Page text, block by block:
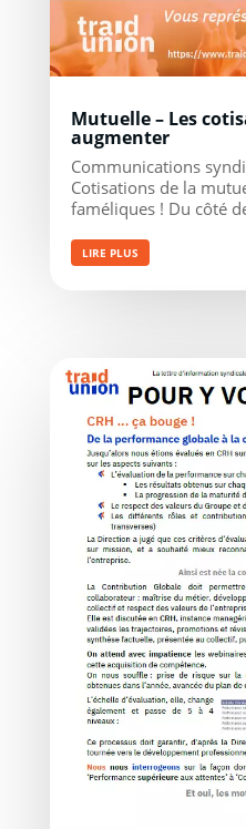
Mutuelle – Les
augmenter
Communications
Cotisations de la
faméliques ! Du côté
LIRE PLUS